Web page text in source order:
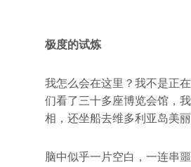
极度的试炼
我怎么会在这里？我不是正
们看了三十多座博览会馆，
相，还坐船去维多利亚岛美
脑中似乎一片空白，一连串